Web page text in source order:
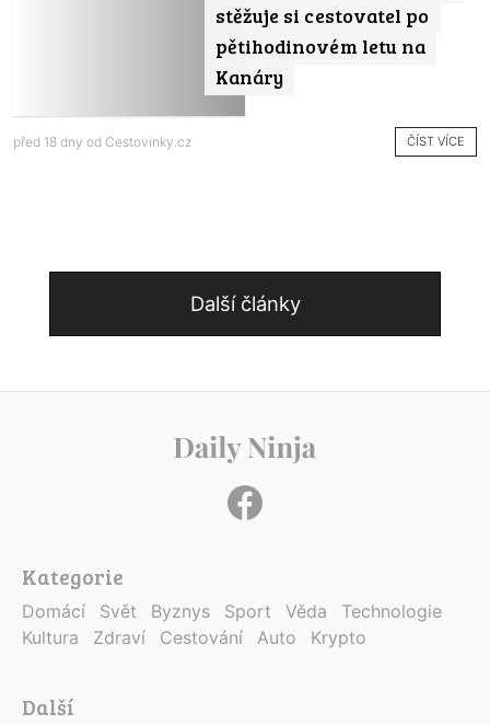
stěžuje si cestovatel po
pětihodinovém letu na
Kanáry
před 18 dny od Cestovinky.cz ČÍST VÍCE
Další články
Kategorie
Domácí Svět Byznys Sport Věda
Technologie
Kultura
Zdraví Cestování Auto Krypto
Další